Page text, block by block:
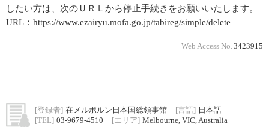
したい方は、次のＵＲＬから停止手続きをお願いいたします。
URL：https://www.ezairyu.mofa.go.jp/tabireg/simple/delete
Web Access No. 3423915
[登録者] 在メルボルン日本国総領事館 [言語] 日本語
[TEL] 03-9679-4510 [エリア] Melbourne, VIC, Australia